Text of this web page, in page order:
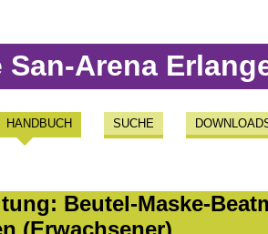
San-Arena
HANDBUCH SUCHE
Beutel-Maske-